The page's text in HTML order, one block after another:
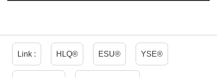
Link : HLQ® ESU® YSE®